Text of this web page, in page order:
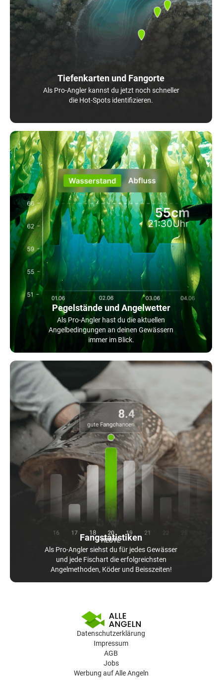
Tiefenkarten und Fangorte
Als Pro-Angler kannst du jetzt noch schneller
die Hot-Spots identifizieren.
Pegelstände und Angelwetter
Als Pro-Angler hast du die aktuellen
Angelbedingungen an deinen Gewässern
immer im Blick.
Fangstatistiken
Als Pro-Angler siehst du für jedes Gewässer
und jede Fischart die erfolgreichsten
Angelmethoden, Köder und Beisszeiten!
Datenschutzerklärung
Impressum
AGB
Jobs
Werbung auf Alle Angeln